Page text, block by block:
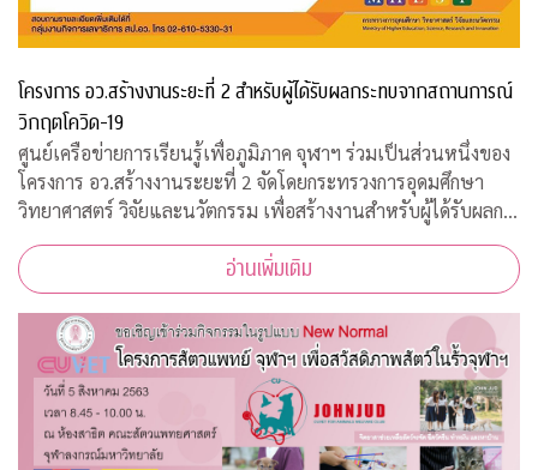
โครงการ อว.สร้างงานระยะที่ 2 สำหรับผู้ได้รับผลกระทบจากสถานการณ์
วิกฤตโควิด-19
ศูนย์เครือข่ายการเรียนรู้เพื่อภูมิภาค จุฬาฯ ร่วมเป็นส่วนหนึ่งของ
โครงการ อว.สร้างงานระยะที่ 2 จัดโดยกระทรวงการอุดมศึกษา
วิทยาศาสตร์ วิจัยและนวัตกรรม เพื่อสร้างงานสำหรับผู้ได้รับผลก
ระทบจากสถานการณ์วิกฤตโควิด-19 เปิดรับสมัครประชาชนทั่วไป
จำนวน 200 อัตรา
อ่านเพิ่มเติม